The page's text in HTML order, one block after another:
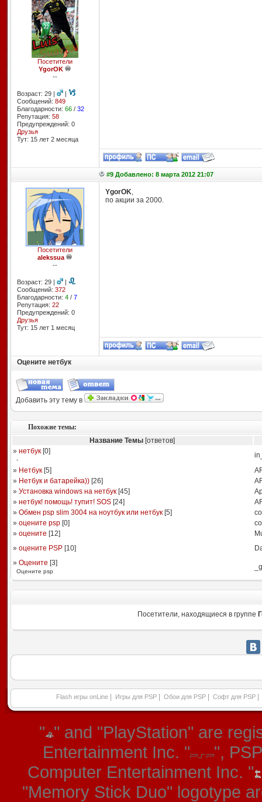
Посетители
YgorOK
--
Возраст: 29 |
|
Сообщений: 849
Благодарности: 66/ 32
Репутация: 58
Предупреждений: 0
Друзья
Тут: 15 лет 2 месяцa
#9 Добавлено: 8 марта 2012 21:07
Посетители
alekssua
--
Возраст: 29 |
|
Сообщений: 372
Благодарности: 4/ 7
Репутация: 22
Предупреждений: 0
Друзья
Тут: 15 лет 1 месяц
YgorOK,
по акции за 2000.
Оцените нетбук
Добавить эту тему в
Похожие темы:
Название Темы [ответов]
» нетбук[0]
-
» Нетбук[5]
» Нетбук и батарейка))[26]
» Установка windows на нетбук[45]
» нетбук! помощь! тупит! SOS[24]
» Обмен psp slim 3004 на ноутбук или нетбук[5]
» оцените psp[0]
» оцените [12]
» оцените PSP[10]
» Оцените [3]
Оцените psp
Посетители, находящиеся в группе
Flash игры onLine Игры для PSP Обои для PSP Софт для PSP
" " and "PlayStation" are
Entertainment Inc. "
",
Computer Entertainment Inc. "
"Memory Stick Duo" logotype